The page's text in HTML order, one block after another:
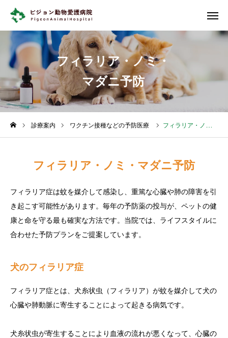
フィラリア・ノミ・
マダニ予防
診療案内 ワクチン接種などの予防医療 フィラリア・ノミ・マダニ予防
フィラリア・ノミ・マダニ予防
フィラリア症は蚊を媒介して感染し、重篤な心臓や肺の障害を引
き起こす可能性があります。毎年の予防薬の投与が、ペットの健
康と命を守る最も確実な方法です。当院では、ライフスタイルに
合わせた予防プランをご提案しています。
犬のフィラリア症
フィラリア症とは、犬糸状虫（フィラリア）が蚊を媒介して犬の
心臓や肺動脈に寄生することによって起きる病気です。
犬糸状虫が寄生することにより血液の流れが悪くなって、心臓の
診療案内 診察予約
各院紹介
当院について
専門クリニック
セカンドオピニオン
求人情報